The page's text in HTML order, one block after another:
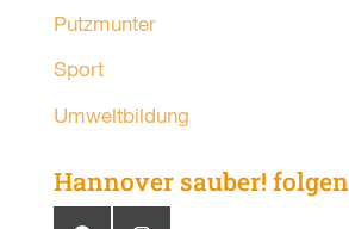
Putzmunter
Sport
Umweltbildung
Hannover sauber! folgen